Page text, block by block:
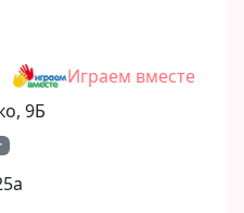
Играем вместе
9Б​